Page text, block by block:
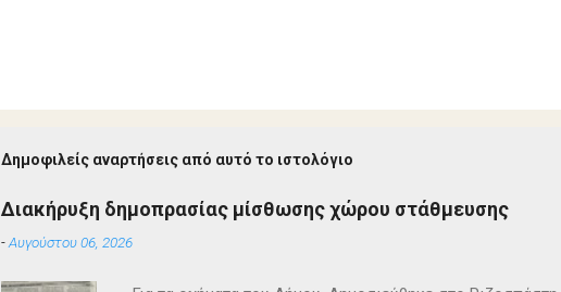
Δημοφιλείς αναρτήσεις από αυτό το ιστολόγιο
Διακήρυξη δημοπρασίας μίσθωσης χώρου στάθμευσης
-Αυγούστου 06, 2026